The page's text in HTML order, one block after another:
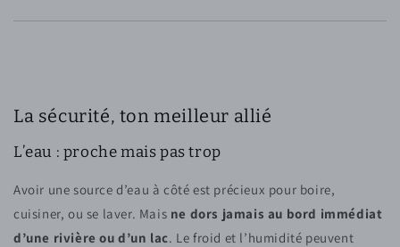
La sécurité, ton meilleur allié
L’eau : proche mais pas trop
Avoir une source d’eau à côté est précieux pour boire,
cuisiner, ou se laver. Mais ne dors jamais au bord immédiat
d’une rivière ou d’un lac. Le froid et l’humidité peuvent